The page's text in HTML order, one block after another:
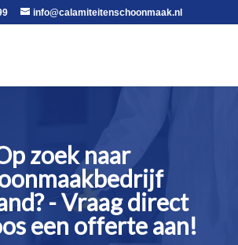
info@calamiteitenschoonmaak.nl
zoek naar
- Vraag direct
een offerte aan!